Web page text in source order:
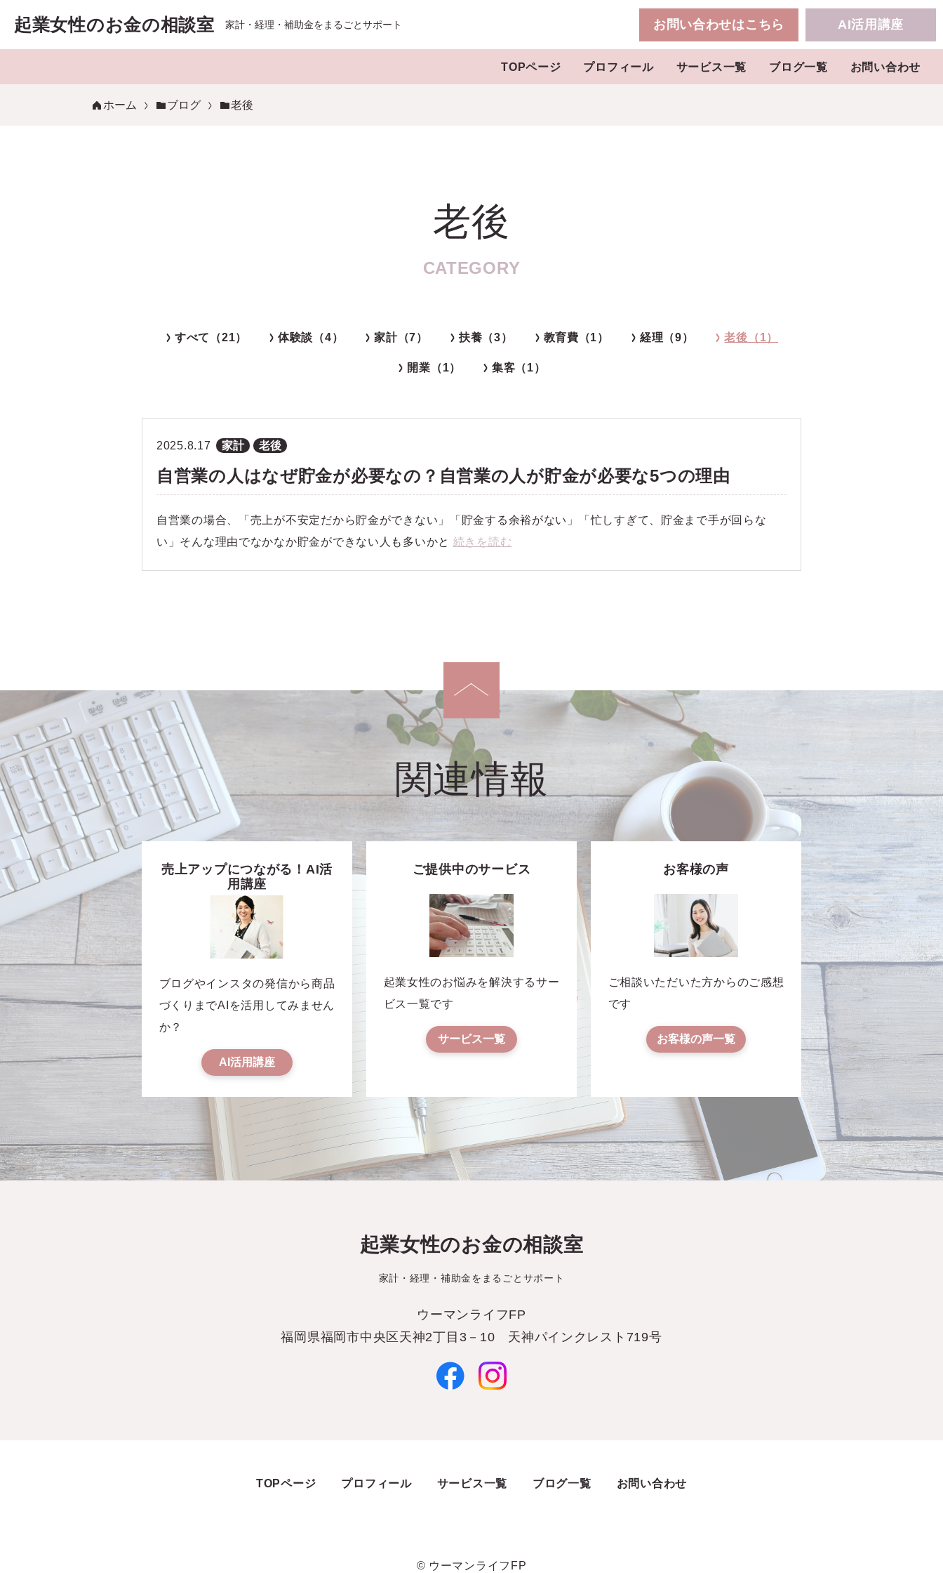
起業女性のお金の相談室 家計・経理・補助金をまるごとサポート お問い合わせはこちら AI活用講座
TOPページ プロフィール サービス一覧 ブログ一覧 お問い合わせ
ホーム ブログ 老後
老後
CATEGORY
すべて（21） 体験談（4） 家計（7） 扶養（3） 教育費（1） 経理（9） 老後（1）
開業（1） 集客（1）
2025.8.17 家計 老後
自営業の人はなぜ貯金が必要なの？自営業の人が貯金が必要な5つの理由
自営業の場合、「売上が不安定だから貯金ができない」「貯金する余裕がない」「忙しすぎて、貯金まで手が回らな
い」そんな理由でなかなか貯金ができない人も多いかと 続きを読む
関連情報
売上アップにつながる！AI活
用講座
ブログやインスタの発信から商品
づくりまでAIを活用してみません
か？
AI活用講座
ご提供中のサービス
起業女性のお悩みを解決するサー
ビス一覧です
サービス一覧
お客様の声
ご相談いただいた方からのご感想
です
お客様の声一覧
起業女性のお金の相談室
家計・経理・補助金をまるごとサポート
ウーマンライフFP
福岡県福岡市中央区天神2丁目3－10 天神パインクレスト719号
TOPページ プロフィール サービス一覧 ブログ一覧 お問い合わせ
© ウーマンライフFP